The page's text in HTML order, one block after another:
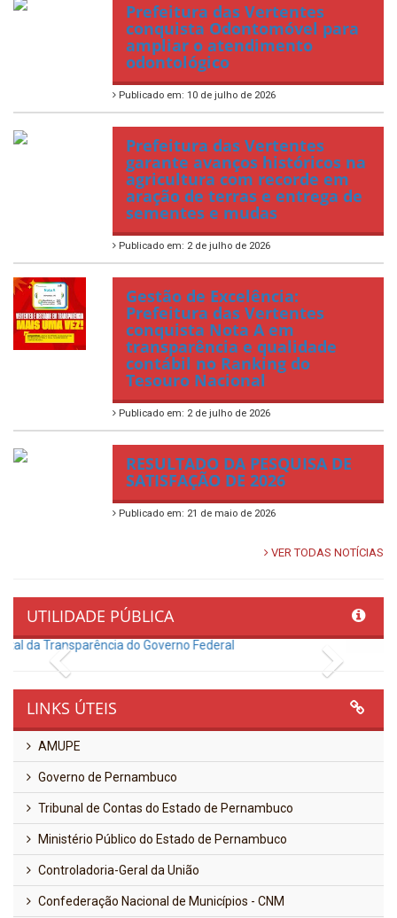
Prefeitura das Vertentes
conquista Odontomóvel para
ampliar o atendimento
odontológico
Publicado em: 10 de julho de 2026
Prefeitura das Vertentes
garante avanços históricos na
agricultura com recorde em
aração de terras e entrega de
sementes e mudas
Publicado em: 2 de julho de 2026
Gestão de Excelência:
Prefeitura das Vertentes
conquista Nota A em
transparência e qualidade
contábil no Ranking do
Tesouro Nacional
Publicado em: 2 de julho de 2026
RESULTADO DA PESQUISA DE
SATISFAÇÃO DE 2026
Publicado em: 21 de maio de 2026
VER TODAS NOTÍCIAS
UTILIDADE PÚBLICA
Previous
LINKS ÚTEIS
AMUPE
Governo de Pernambuco
Tribunal de Contas do Estado de Pernambuco
Ministério Público do Estado de Pernambuco
Controladoria-Geral da União
Confederação Nacional de Municípios - CNM